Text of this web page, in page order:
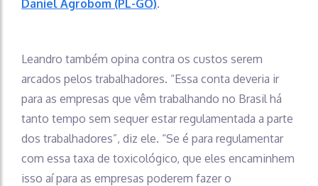
Daniel Agrobom (PL-GO).
Leandro também opina contra os custos serem
arcados pelos trabalhadores. “Essa conta deveria ir
para as empresas que vêm trabalhando no Brasil há
tanto tempo sem sequer estar regulamentada a parte
dos trabalhadores”, diz ele. “Se é para regulamentar
com essa taxa de toxicológico, que eles encaminhem
isso aí para as empresas poderem fazer o